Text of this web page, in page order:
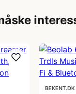
BEKENT.DK